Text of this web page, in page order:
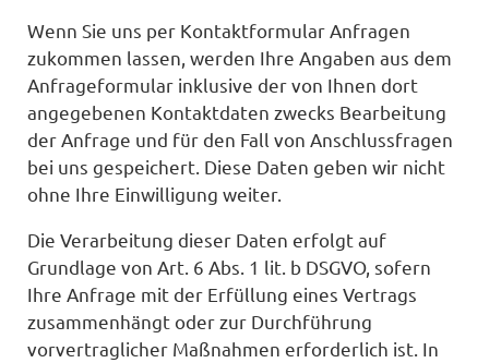
Wenn Sie uns per Kontaktformular Anfragen
zukommen lassen, werden Ihre Angaben aus dem
Anfrageformular inklusive der von Ihnen dort
angegebenen Kontaktdaten zwecks Bearbeitung
der Anfrage und für den Fall von Anschlussfragen
bei uns gespeichert. Diese Daten geben wir nicht
ohne Ihre Einwilligung weiter.
Die Verarbeitung dieser Daten erfolgt auf
Grundlage von Art. 6 Abs. 1 lit. b DSGVO, sofern
Ihre Anfrage mit der Erfüllung eines Vertrags
zusammenhängt oder zur Durchführung
vorvertraglicher Maßnahmen erforderlich ist. In